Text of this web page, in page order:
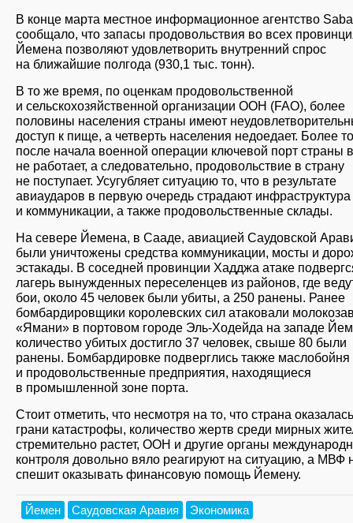
В конце марта местное информационное агентство Saba
сообщало, что запасы продовольствия во всех
Йемена позволяют удовлетворить внутренний спрос
на ближайшие полгода (930,1 тыс. тонн).
В то же время, по оценкам продовольственной
и сельскохозяйственной организации ООН (FAO), более
половины населения страны имеют
доступ к пище, а четверть населения недоедает. Более
после начала военной операции ключевой порт страны
не работает, а следовательно, продовольствие в страну
не поступает. Усугубляет ситуацию то, что в результате
авиаударов в первую очередь страдают инфраструктура
и коммуникации, а также продовольственные склады.
На севере Йемена, в Сааде, авиацией Саудовской
были уничтожены средства коммуникации, мосты и
эстакады. В соседней провинции Хадджа атаке
лагерь вынужденных переселенцев из районов, где
бои, около 45 человек были убиты, а 250 ранены. Ранее
бомбардировщики королевских сил атаковали
«Ямани» в портовом городе Эль-Ходейда на западе
количество убитых достигло 37 человек, свыше 80 были
ранены. Бомбардировке подверглись также маслобойня
и продовольственные предприятия, находящиеся
в промышленной зоне порта.
Стоит отметить, что несмотря на то, что страна
грани катастрофы, количество жертв среди мирных
стремительно растет, ООН и другие органы
контроля довольно вяло реагируют на ситуацию, а МВФ
спешит оказывать финансовую помощь Йемену.
Йемен Саудовская Аравия Экономика